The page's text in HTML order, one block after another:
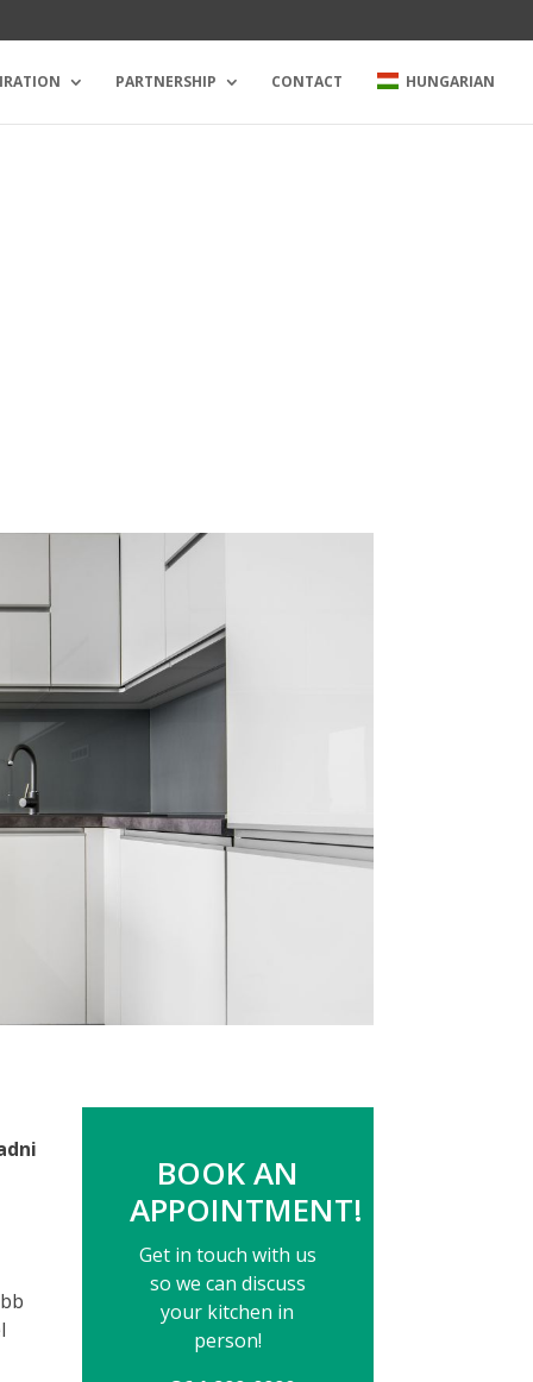
PARTNERSHIP CONTACT HUNGARIAN
BOOK AN
APPOINTMENT!
Get in touch with us
so we can discuss
your kitchen in
person!